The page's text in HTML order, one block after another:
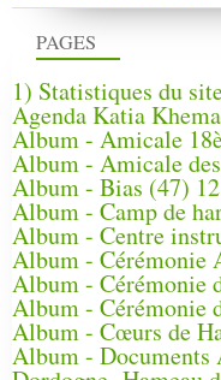
PAGES
1) Statistiques du
Agenda Katia
Album - Amicale
Album - Amicale
Album - Bias (47)
Album - Camp de
Album - Centre
Album - Cérémonie
Album - Cérémonie
Album - Cérémonie
Album - Cœurs de
Album - Documents